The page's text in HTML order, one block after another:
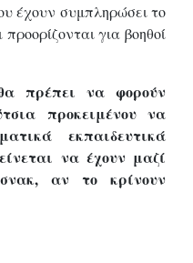
έχουν συμπληρώσει το
προορίζονται για βοηθοί
πρέπει να φορούν
προκειμένου να
εκπαιδευτικά
να έχουν μαζί
αν το κρίνουν